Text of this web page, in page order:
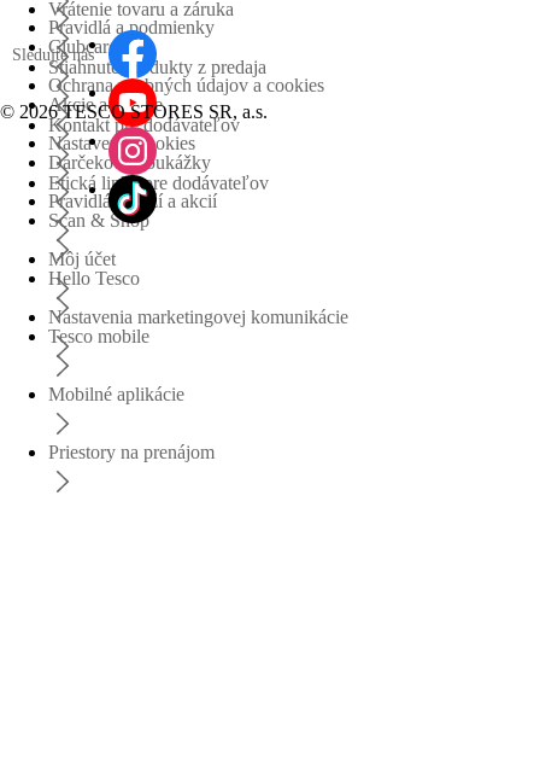
Vrátenie tovaru a záruka
Stiahnuté produkty z predaja
Kontakt pre dodávateľov
Etická linka pre dodávateľov
Clubcard
Akcie a súťaže
Darčekové poukážky
Scan & Shop
Hello Tesco
Tesco mobile
Mobilné aplikácie
Priestory na prenájom
Pravidlá a podmienky
Ochrana osobných údajov a cookies
Nastavenia cookies
Pravidlá súťaží a akcií
Môj účet
Nastavenia marketingovej komunikácie
Sledujte nás
© 2026 TESCO STORES SR, a.s.